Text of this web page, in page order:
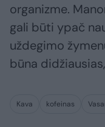
organizme.
gali būti ypač
uždegimo
būna
Kava kofeinas